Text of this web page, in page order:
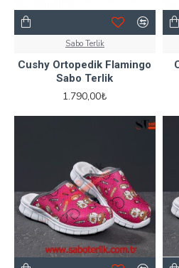
Sabo Terlik
Cushy Ortopedik Flamingo
Sabo Terlik
1.790,00₺